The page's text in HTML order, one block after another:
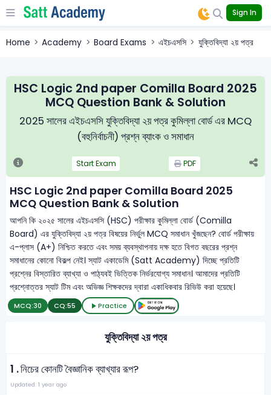
Sign In
Home Academy Board Exams এইচএসসি যুক্তিবিদ্যা ২য় পত্র
HSC Logic 2nd paper Comilla Board 2025
MCQ Question Bank & Solution
2025 সালের এইচএসসি যুক্তিবিদ্যা ২য় পত্র কুমিল্লা বোর্ড এর MCQ
(বহুনির্বাচনী) প্রশ্ন ব্যাংক ও সমাধান
Start Exam PDF
HSC Logic 2nd paper Comilla Board 2025
MCQ Question Bank & Solution
আপনি কি ২০২৫ সালের এইচএসসি (HSC) পরীক্ষার কুমিল্লা বোর্ড (Comilla
Board) এর যুক্তিবিদ্যা ২য় পত্র বিষয়ের নির্ভুল MCQ সমাধান খুঁজছেন? বোর্ড পরীক্ষায়
এ-প্লাস (A+) নিশ্চিত করতে এবং সময় ব্যবস্থাপনায় দক্ষ হতে বিগত বছরের প্রশ্ন
সমাধানের কোনো বিকল্প নেই। স্যাট একাডেমি (Satt Academy) দিচ্ছে প্রতিটি
প্রশ্নের বিস্তারিত ব্যাখ্যা ও পাঠ্যবই ভিত্তিক নির্ভরযোগ্য সমাধান। আমাদের প্রতিটি
প্রশ্নোত্তর স্যাট টিম এবং অভিজ্ঞ শিক্ষকদের দ্বারা একাধিকবার রিভিউ করা হয়েছে।
MCQ:30 CQ:55 Practice
যুক্তিবিদ্যা ২য় পত্র
1 .নিচের কোনটি বৈজ্ঞানিক ব্যাখ্যার রূপ?
Updated: 1 year ago